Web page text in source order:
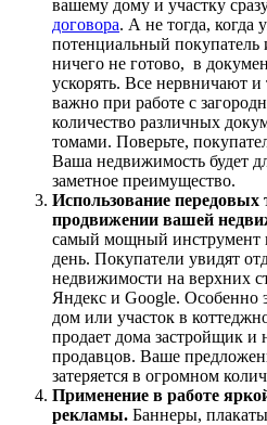
вашему дому и участку
договора. А не тогда, когда
потенциальный покупатель
ничего не готово, в
ускорять. Все нервничают
важно при работе с
количество различных
томами. Поверьте,
Ваша недвижимость будет
заметное преимущество.
Использование передовых
продвижении вашей
самый мощный инструмент
день. Покупатели увидят
недвижимости на верхних
Яндекс и Google. Особенно
дом или участок в
продает дома застройщик и
продавцов. Ваше
затеряется в огромном
Применение в работе
рекламы. Баннеры,